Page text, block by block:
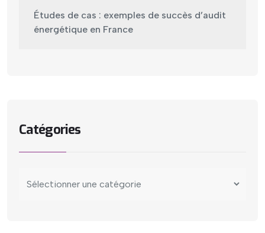
Études de cas : exemples de succès d’audit
énergétique en France
Catégories